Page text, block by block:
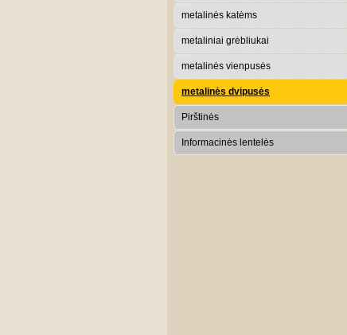
metalinės katėms
metaliniai grėbliukai
metalinės vienpusės
metalinės dvipusės
Pirštinės
Informacinės lentelės